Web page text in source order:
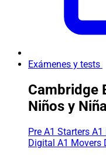
Exámenes y tests
Cambridge
Niños y
Pre A1 Starters A1
Digital A1 Movers